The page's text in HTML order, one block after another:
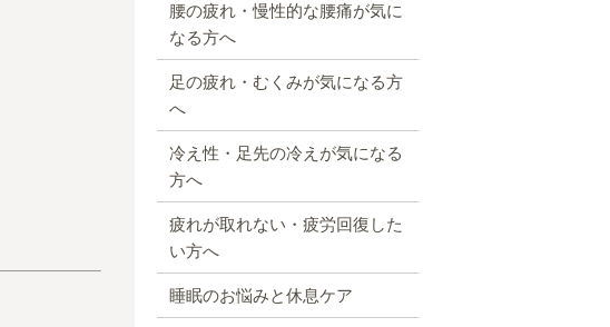
腰の疲れ・慢性的な腰痛が気に
なる方へ
足の疲れ・むくみが気になる方
へ
冷え性・足先の冷えが気になる
方へ
疲れが取れない・疲労回復した
い方へ
睡眠のお悩みと休息ケア